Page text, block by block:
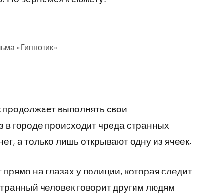
«Гипнотик»
выполнять свои
городе происходит чреда странных
а только лишь открывают одну из ячеек.
на глазах у полиции, которая следит
человек говорит другим людям